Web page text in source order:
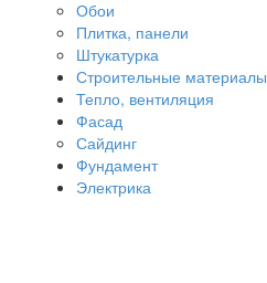
Обои
Плитка, панели
Штукатурка
Строительные материалы
Тепло, вентиляция
Фасад
Сайдинг
Фундамент
Электрика